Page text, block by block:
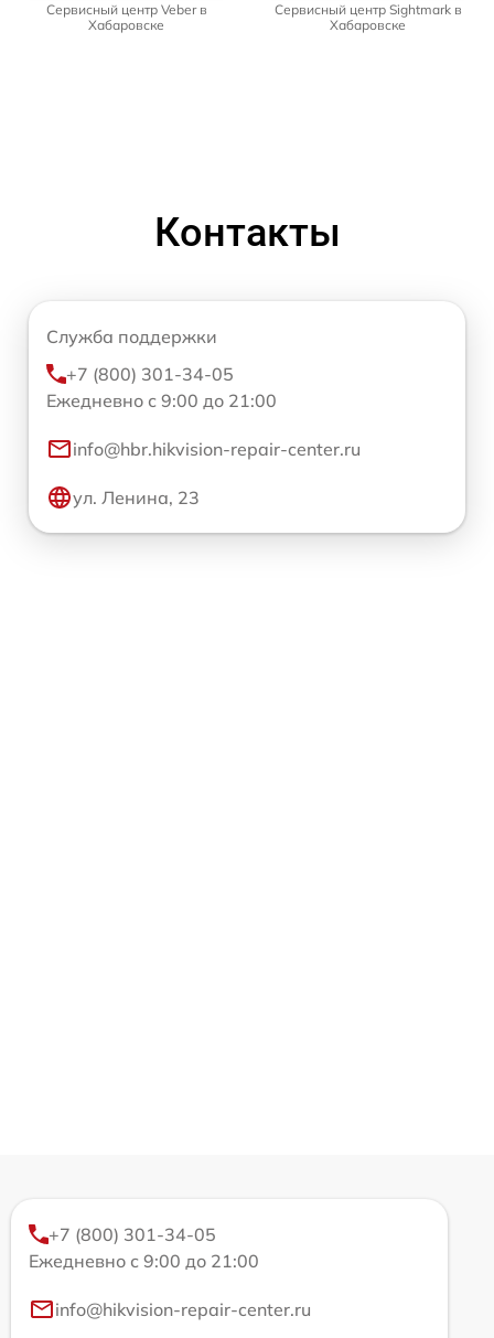
Сервисный центр Veber в
Хабаровске
Сервисный центр Sightmark в
Хабаровске
Контакты
Служба поддержки
+7 (800) 301-34-05
Ежедневно с 9:00 до 21:00
info@hbr.hikvision-repair-center.ru
ул. Ленина, 23
+7 (800) 301-34-05
Ежедневно с 9:00 до 21:00
info@hikvision-repair-center.ru